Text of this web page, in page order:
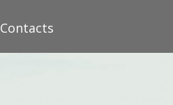
Contacts